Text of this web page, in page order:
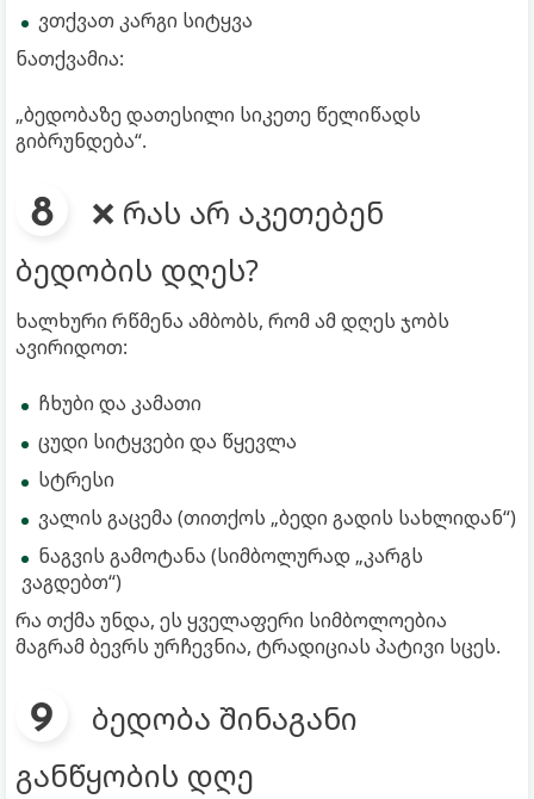
ვთქვათ კარგი სიტყვა
ნათქვამია:
„ბედობაზე დათესილი სიკეთე წელიწადს
გიბრუნდება“.
❌ რას არ აკეთებენ
ბედობის დღეს?
ხალხური რწმენა ამბობს, რომ ამ დღეს ჯობს
ავირიდოთ:
ჩხუბი და კამათი
ცუდი სიტყვები და წყევლა
სტრესი
ვალის გაცემა (თითქოს „ბედი გადის სახლიდან“)
ნაგვის გამოტანა (სიმბოლურად „კარგს
ვაგდებთ“)
რა თქმა უნდა, ეს ყველაფერი სიმბოლოებია
მაგრამ ბევრს ურჩევნია, ტრადიციას პატივი სცეს.
ბედობა შინაგანი
განწყობის დღე